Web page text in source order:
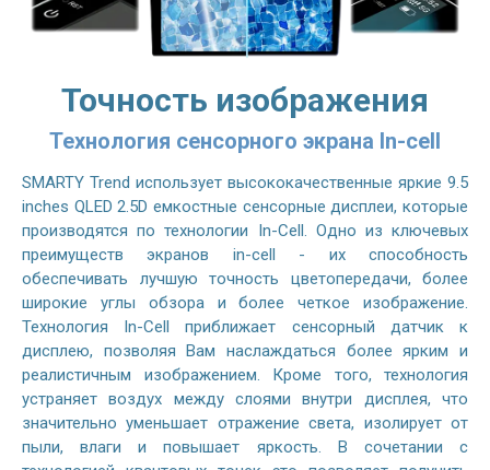
Точность изображения
Технология сенсорного экрана In-cell
SMARTY Trend использует высококачественные яркие 9.5
inches QLED 2.5D емкостные сенсорные дисплеи, которые
производятся по технологии In-Cell. Одно из ключевых
преимуществ экранов in-cell - их способность
обеспечивать лучшую точность цветопередачи, более
широкие углы обзора и более четкое изображение.
Технология In-Cell приближает сенсорный датчик к
дисплею, позволяя Вам наслаждаться более ярким и
реалистичным изображением. Кроме того, технология
устраняет воздух между слоями внутри дисплея, что
значительно уменьшает отражение света, изолирует от
пыли, влаги и повышает яркость. В сочетании с